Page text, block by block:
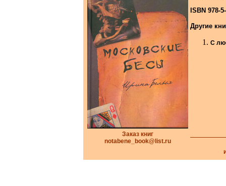
ISBN 978-
Другие
С
Заказ книг
notabene_book@list.ru